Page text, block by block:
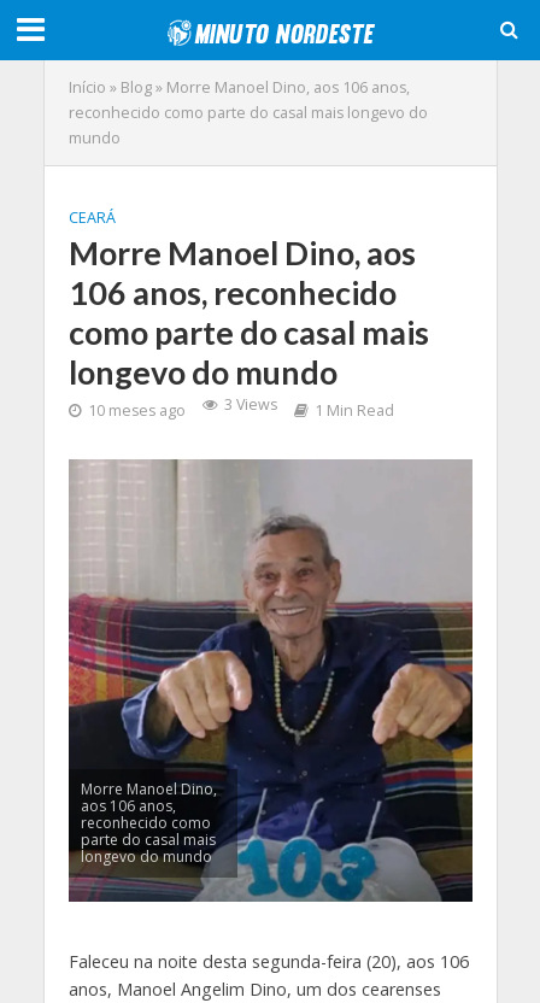
Início » Blog» Morre Manoel Dino, aos 106 anos,
reconhecido como parte do casal mais longevo do
mundo
CEARÁ
Morre Manoel Dino, aos
106 anos, reconhecido
como parte do casal mais
longevo do mundo
10 meses ago 3 Views 1 Min Read
Morre Manoel Dino,
aos 106 anos,
reconhecido como
parte do casal mais
longevo do mundo
Faleceu na noite desta segunda-feira (20), aos 106
anos, Manoel Angelim Dino, um dos cearenses